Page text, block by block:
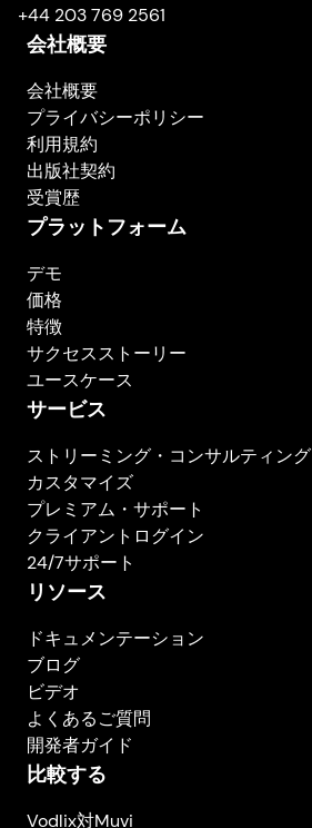
+44 203 769 2561
会社概要
会社概要
プライバシーポリシー
利用規約
出版社契約
受賞歴
プラットフォーム
デモ
価格
特徴
サクセスストーリー
ユースケース
サービス
ストリーミング・コンサルティング
カスタマイズ
プレミアム・サポート
クライアントログイン
24/7サポート
リソース
ドキュメンテーション
ブログ
ビデオ
よくあるご質問
開発者ガイド
比較する
Vodlix対Muvi